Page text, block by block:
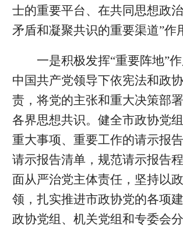
士的重要平台、在共同思想政
矛盾和凝聚共识的重要渠道”作
一是积极发挥“重要阵地”
中国共产党领导下依宪法和政
责，将党的主张和重大决策部
各界思想共识。健全市政协党
重大事项、重要工作的请示报
请示报告清单，规范请示报告
面从严治党主体责任，坚持以
领，扎实推进市政协党的各项
政协党组、机关党组和专委会